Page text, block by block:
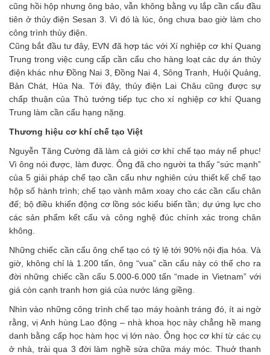
cũng hồi hộp nhưng ông bảo, vẫn không bằng vụ lắp cần cẩu đầu
tiên ở thủy điện Sesan 3. Vì đó là lúc, ông chưa bao giờ làm cho
công trình thủy điện.
Cũng bắt đầu tư đây, EVN đã hợp tác với Xí nghiệp cơ khí Quang
Trung trong việc cung cấp cần cẩu cho hàng loạt các dự án thủy
điện khác như Đồng Nai 3, Đồng Nai 4, Sông Tranh, Huội Quảng,
Bản Chát, Hủa Na. Tới đây, thủy điện Lai Châu cũng được sự
chấp thuận của Thủ tướng tiếp tục cho xí nghiệp cơ khí Quang
Trung làm cần cẩu hạng nặng.
Thương hiệu cơ khí chế tạo Việt
Nguyễn Tăng Cường đã làm cả giới cơ khí chế tạo máy nể phục!
Vì ông nói được, làm được. Ông đã cho người ta thấy “sức mạnh”
của 5 giải pháp chế tạo cần cẩu như nghiên cứu thiết kế chế tạo
hộp số hành trình; chế tạo vành mâm xoay cho các cần cẩu chân
đế; bộ điều khiển động cơ lồng sóc kiểu biến tần; dự ứng lực cho
các sản phẩm kết cấu và công nghệ đúc chính xác trong chân
không.
Những chiếc cần cẩu ông chế tạo có tỷ lệ tới 90% nội địa hóa. Và
giờ, không chỉ là 1.200 tấn, ông “vua” cần cẩu này có thể cho ra
đời những chiếc cần cẩu 5.000-6.000 tấn “made in Vietnam” với
giá còn cạnh tranh hơn giá của nước láng giềng.
Nhìn vào những công trình chế tạo máy hoành tráng đó, ít ai ngờ
rằng, vị Anh hùng Lao động – nhà khoa học này chẳng hề mang
danh bằng cấp học hàm học vị lớn nào. Ông học cơ khí từ các cụ
ở nhà, trải qua 3 đời làm nghề sửa chữa máy móc. Thuở thanh